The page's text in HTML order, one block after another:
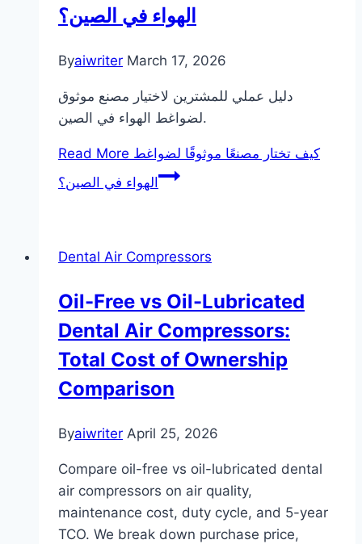
الهواء في الصين؟
Byaiwriter March 17, 2026
دليل عملي للمشترين لاختيار مصنع موثوق
لضواغط الهواء في الصين.
Read More
الهواء في الصين؟
Dental Air Compressors
Oil-Free vs Oil-Lubricated
Dental Air Compressors:
Total Cost of Ownership
Comparison
Byaiwriter April 25, 2026
Compare oil-free vs oil-lubricated dental
air compressors on air quality,
maintenance cost, duty cycle, and 5-year
TCO. We break down purchase price,